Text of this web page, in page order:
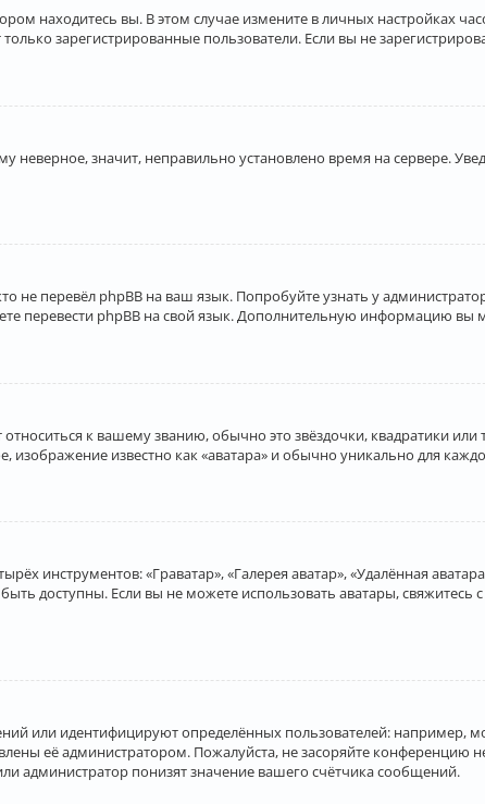
находитесь вы. В этом случае измените в личных настройках
зарегистрированные пользователи. Если вы не
значит, неправильно установлено время на сервере.
перевёл phpBB на ваш язык. Попробуйте узнать у
перевести phpBB на свой язык. Дополнительную информацию вы
к вашему званию, обычно это звёздочки, квадратики
известно как «аватара» и обычно уникально для
инструментов: «Граватар», «Галерея аватар», «Удалённая
доступны. Если вы не можете использовать аватары,
или идентифицируют определённых пользователей: например,
её администратором. Пожалуйста, не засоряйте
администратор понизят значение вашего счётчика сообщений.